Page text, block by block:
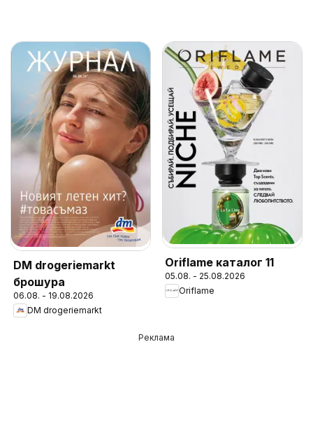
DM drogeriemarkt
брошура
06.08. - 19.08.2026
DM drogeriemarkt
Oriflame каталог 11
05.08. - 25.08.2026
Oriflame
Реклама